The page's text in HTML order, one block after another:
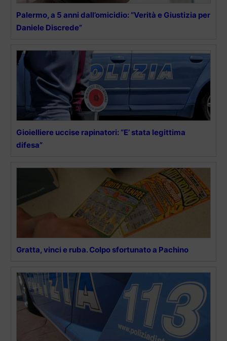
Palermo, a 5 anni dall’omicidio: “Verità e Giustizia per
Daniele Discrede”
Gioielliere uccise rapinatori: “E’ stata legittima
difesa”
Gratta, vinci e ruba. Colpo sfortunato a Pachino